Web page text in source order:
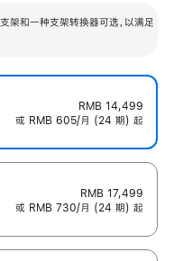
和一种支架转换器可选，以满足
RMB 14,499
或 RMB 605/月 (24 期) 起
RMB 17,499
或 RMB 730/月 (24 期) 起